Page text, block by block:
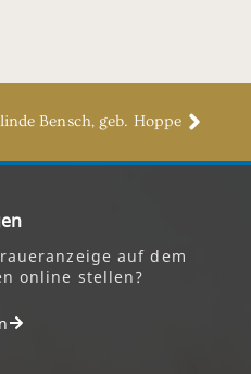
Bensch, geb. Hoppe
auf dem
online stellen?